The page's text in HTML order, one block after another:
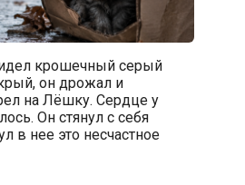
крошечный серый
он дрожал и
на Лёшку. Сердце у
Он стянул с себя
в нее это несчастное